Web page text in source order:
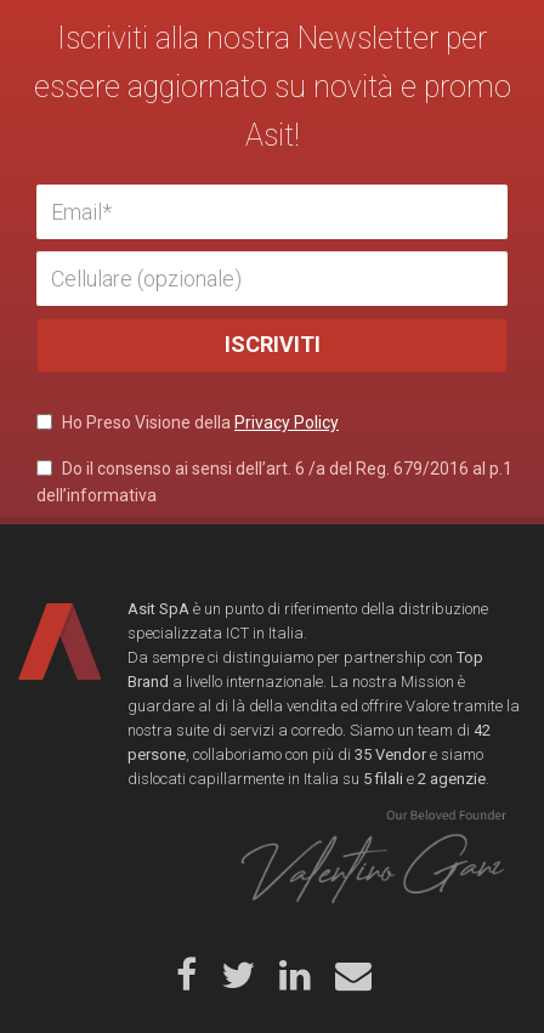
Iscriviti alla nostra Newsletter per
essere aggiornato su novità e promo
Asit!
Ho Preso Visione della Privacy Policy
Do il consenso ai sensi dell’art. 6 /a del Reg. 679/2016 al p.1
dell’informativa
Asit SpA è un punto di riferimento della distribuzione
specializzata ICT in Italia.
Da sempre ci distinguiamo per partnership con Top
Brand a livello internazionale. La nostra Mission è
guardare al di là della vendita ed offrire Valore tramite la
nostra suite di servizi a corredo. Siamo un team di 42
persone , collaboriamo con più di 35 Vendore siamo
dislocati capillarmente in Italia su 5 filali e 2 agenzie